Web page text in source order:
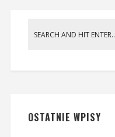
OSTATNIE WPISY